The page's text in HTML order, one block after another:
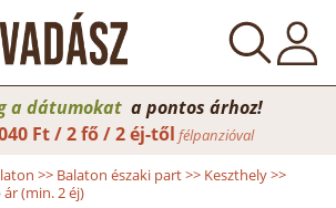
a dátumokat a pontos árhoz!
Ft / 2 fő / 2 éj-től félpanzióval
>> Balaton északi part>> Keszthely>>
(min. 2 éj)